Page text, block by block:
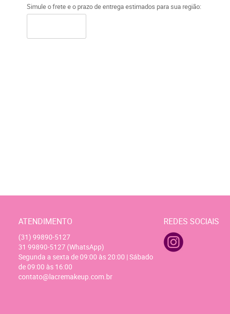
Simule o frete e o prazo de entrega estimados para sua região:
ATENDIMENTO
(31) 99890-5127
31 99890-5127 (WhatsApp)
Segunda a sexta de 09:00 às 20:00 | Sábado
de 09:00 às 16:00
contato@lacremakeup.com.br
REDES SOCIAIS